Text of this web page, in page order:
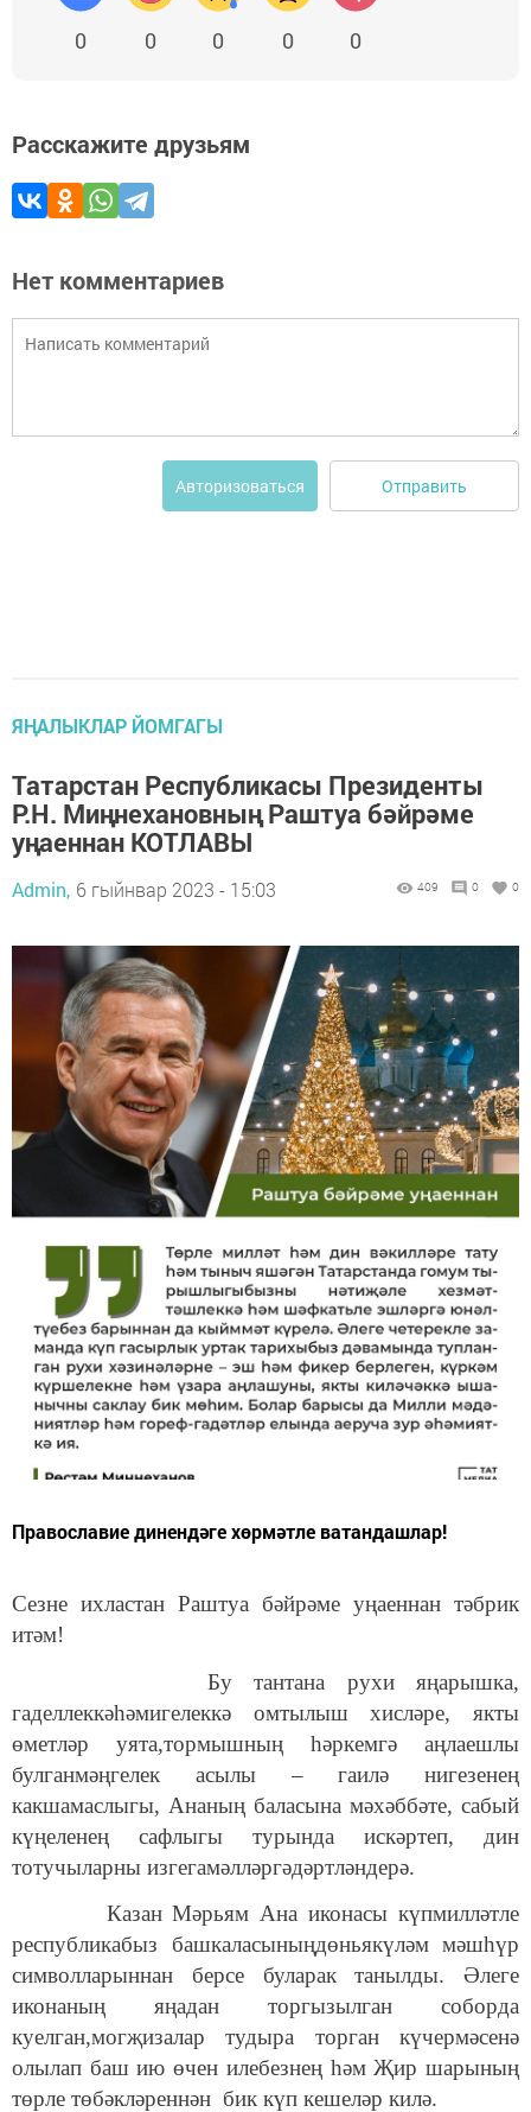
0 0 0 0 0
Расскажите друзьям
Нет комментариев
Авторизоваться Отправить
ЯҢАЛЫКЛАР ЙОМГАГЫ
Татарстан Республикасы Президенты
Р.Н. Миңнехановның Раштуа бәйрәме
уңаеннан КОТЛАВЫ
Admin, 6 гыйнвар 2023 - 15:03 409 0 0
Православие динендәге хөрмәтле ватандашлар!
Сезне ихластан Раштуа бәйрәме уңаеннан тәбрик
итәм!
Бу тантана рухи яңарышка,
гаделлеккәһәмигелеккә омтылыш хисләре, якты
өметләр уята,тормышның һәркемгә аңлаешлы
булганмәңгелек асылы – гаилә нигезенең
какшамаслыгы, Ананың баласына мәхәббәте, сабый
күңеленең сафлыгы турында искәртеп, дин
тотучыларны изгегамәлләргәдәртләндерә.
Казан Мәрьям Ана иконасы күпмилләтле
республикабыз башкаласыныңдөньякүләм мәшһүр
символларыннан берсе буларак танылды. Әлеге
иконаның яңадан торгызылган соборда
куелган,могҗизалар тудыра торган күчермәсенә
олылап баш ию өчен илебезнең һәм Җир шарының
төрле төбәкләреннән бик күп кешеләр килә.